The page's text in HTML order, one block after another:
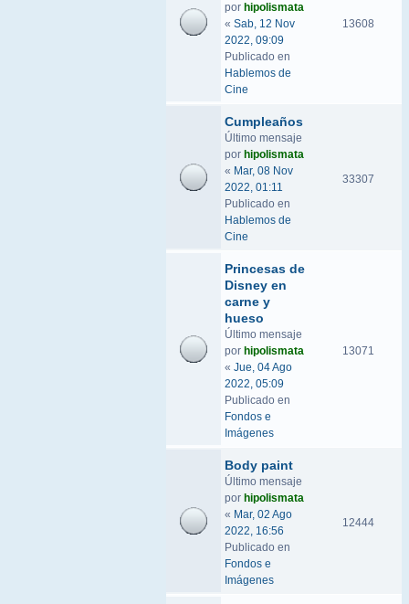
por hipolismata
« Sab, 12 Nov
2022, 09:09
Publicado en
Hablemos de
Cine
13608
Cumpleaños
Último mensaje
por hipolismata
« Mar, 08 Nov
2022, 01:11
Publicado en
Hablemos de
Cine
33307
Princesas de
Disney en
carne y
hueso
Último mensaje
por hipolismata
« Jue, 04 Ago
2022, 05:09
Publicado en
Fondos e
Imágenes
13071
Body paint
Último mensaje
por hipolismata
« Mar, 02 Ago
2022, 16:56
Publicado en
Fondos e
Imágenes
12444